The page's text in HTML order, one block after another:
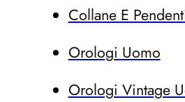
Collane E
Orologi Uomo
Orologi Vintage